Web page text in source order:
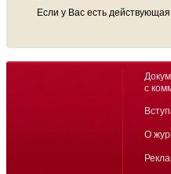
Если у Вас есть
с
О